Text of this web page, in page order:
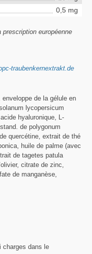
0,5 mg
prescription européenne
traubenkernextrakt.de
de la gélule en
lycopersicum
hyaluronique, L-
de polygonum
quercétine, extrait de thé
huile de palme (avec
de tagetes patula
citrate de zinc,
de manganèse,
charges dans le